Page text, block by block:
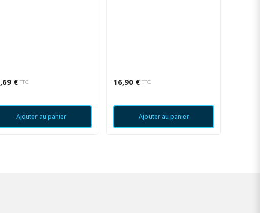
€ TTC
Ajouter au panier
16,90 € TTC
Ajouter au panier